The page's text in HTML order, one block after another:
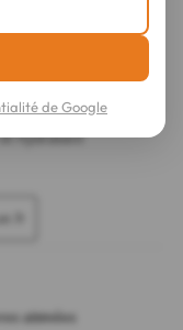
de Google